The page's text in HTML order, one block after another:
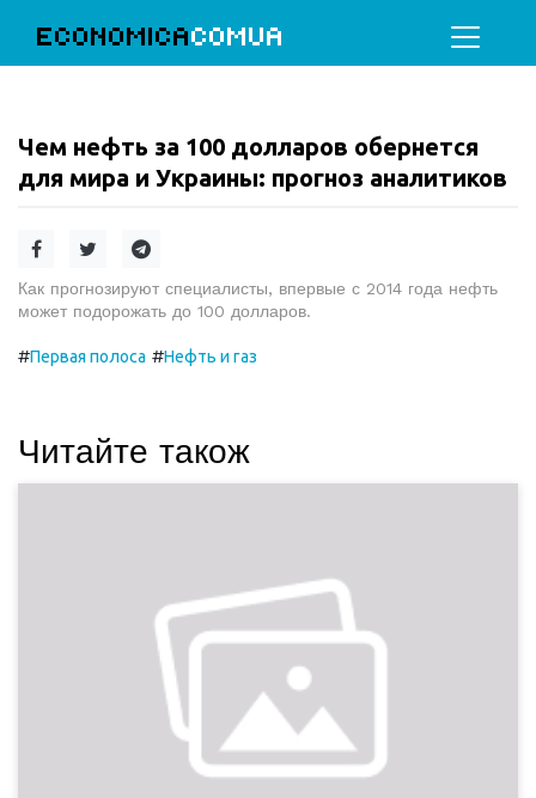
ECONOMICACOMUA
Чем нефть за 100 долларов обернется
для мира и Украины: прогноз аналитиков
Как прогнозируют специалисты, впервые с 2014 года нефть
может подорожать до 100 долларов.
#Первая полоса #Нефть и газ
Читайте також